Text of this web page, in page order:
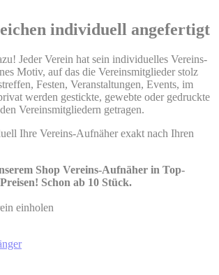
individuell angefertigt
Jeder Verein hat sein individuelles Vereins-
Motiv, auf das die Vereinsmitglieder stolz
Festen, Veranstaltungen, Events, im
werden gestickte, gewebte oder gedruckte
Vereinsmitgliedern getragen.
Ihre Vereins-Aufnäher exakt nach Ihren
Shop Vereins-Aufnäher in Top-
Schon ab 10 Stück.
einholen